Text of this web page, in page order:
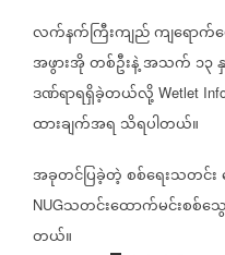
လက်နက်ကြီးကျည်ကျရောက်
အဖွားအိုတစ်ဦးနဲ့အသက် ၁၃
ဒဏ်ရာရရှိခဲ့တယ်လို့ Wetlet
ထားချက်အရ သိရပါတယ်။
အခုတင်ပြခဲ့တဲ့စစ်ရေးသတင်း
NUGသတင်းထောက်မင်းစစ်သွ
တယ်။